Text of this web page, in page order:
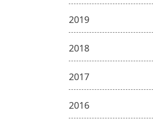
2019
2018
2017
2016